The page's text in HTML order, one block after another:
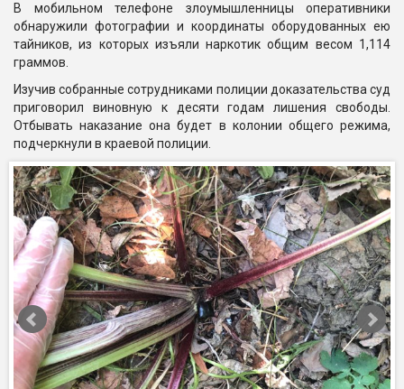
В мобильном телефоне злоумышленницы оперативники
обнаружили фотографии и координаты оборудованных ею
тайников, из которых изъяли наркотик общим весом 1,114
граммов.
Изучив собранные сотрудниками полиции доказательства суд
приговорил виновную к десяти годам лишения свободы.
Отбывать наказание она будет в колонии общего режима,
подчеркнули в краевой полиции.